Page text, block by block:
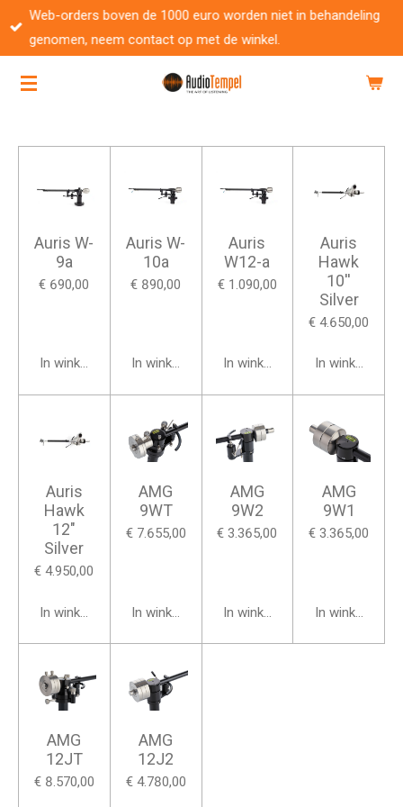
Ga
direct
de
Web-orders boven de 1000 euro worden niet in behandeling
genomen, neem contact op met de winkel.
Auris W-
9a
€ 690,00
In winkelwagen
Auris W-
10a
€ 890,00
In winkelwagen
Auris
W12-a
€ 1.090,00
In winkelwagen
Auris
Hawk
10''
Silver
€ 4.650,00
In winkelwagen
Auris
Hawk
12"
Silver
€ 4.950,00
In winkelwagen
AMG
9WT
€ 7.655,00
In winkelwagen
AMG
9W2
€ 3.365,00
In winkelwagen
AMG
9W1
€ 3.365,00
In winkelwagen
AMG
12JT
€ 8.570,00
AMG
12J2
€ 4.780,00